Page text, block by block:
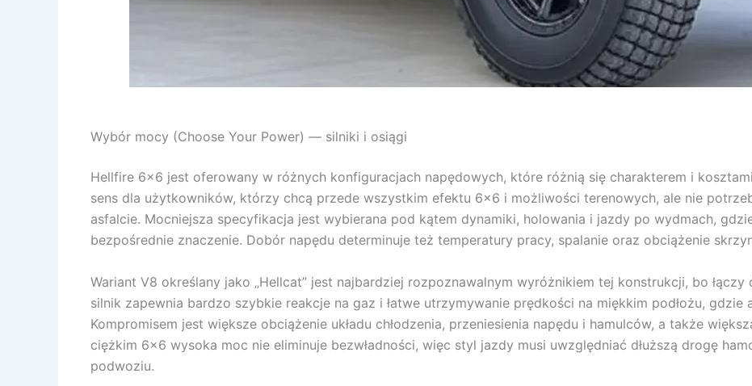
Wybór mocy (Choose Your Power) — silniki i osiągi
Hellfire 6×6 jest oferowany w różnych konfiguracjach napędowych, które różnią się charakterem i
sens dla użytkowników, którzy chcą przede wszystkim efektu 6×6 i możliwości terenowych, ale nie
asfalcie. Mocniejsza specyfikacja jest wybierana pod kątem dynamiki, holowania i jazdy po wydmach,
bezpośrednie znaczenie. Dobór napędu determinuje też temperatury pracy, spalanie oraz obciążenie
Wariant V8 określany jako „Hellcat” jest najbardziej rozpoznawalnym wyróżnikiem tej konstrukcji, bo łączy
silnik zapewnia bardzo szybkie reakcje na gaz i łatwe utrzymywanie prędkości na miękkim podłożu, gdzie
Kompromisem jest większe obciążenie układu chłodzenia, przeniesienia napędu i hamulców, a także
ciężkim 6×6 wysoka moc nie eliminuje bezwładności, więc styl jazdy musi uwzględniać dłuższą drogę
podwoziu.